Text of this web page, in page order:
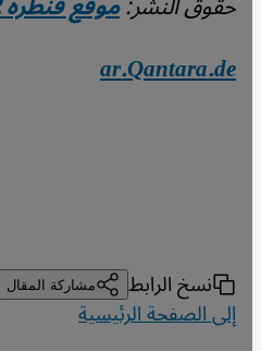
ar.Qantara.de
نسخ الرابط مشاركة المقال
إلى الصفحة الرئيسية